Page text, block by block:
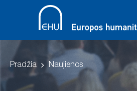
Pradžia Naujienos